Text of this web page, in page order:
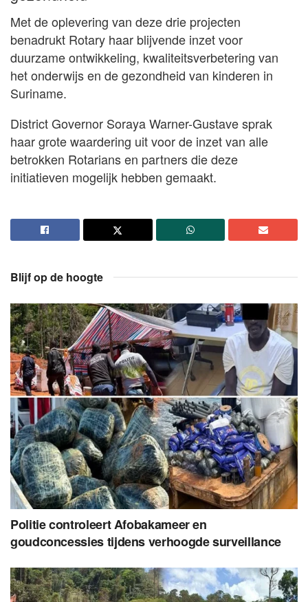
Met de oplevering van deze drie projecten
benadrukt Rotary haar blijvende inzet voor
duurzame ontwikkeling, kwaliteitsverbetering van
het onderwijs en de gezondheid van kinderen in
Suriname.
District Governor Soraya Warner-Gustave sprak
haar grote waardering uit voor de inzet van alle
betrokken Rotarians en partners die deze
initiatieven mogelijk hebben gemaakt.
Blijf op de hoogte
Politie controleert Afobakameer en
goudconcessies tijdens verhoogde surveillance